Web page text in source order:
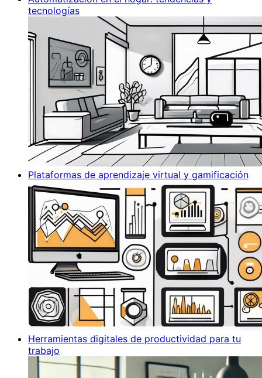
tecnologías
Plataformas de aprendizaje virtual y gamificación
Herramientas digitales de productividad para tu
trabajo